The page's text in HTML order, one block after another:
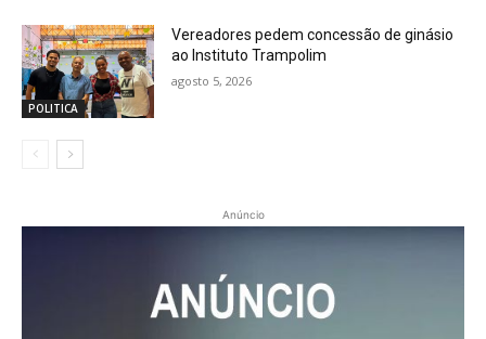
POLITICA
Vereadores pedem concessão de ginásio
ao Instituto Trampolim
agosto 5, 2026
Anúncio